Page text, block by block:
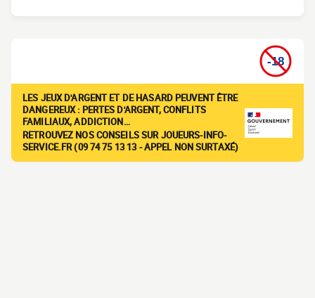
LES JEUX D'ARGENT ET DE HASARD PEUVENT ÊTRE
DANGEREUX : PERTES D'ARGENT, CONFLITS
FAMILIAUX, ADDICTION…
RETROUVEZ NOS CONSEILS SUR JOUEURS-INFO-
SERVICE.FR (09 74 75 13 13 - APPEL NON SURTAXÉ)